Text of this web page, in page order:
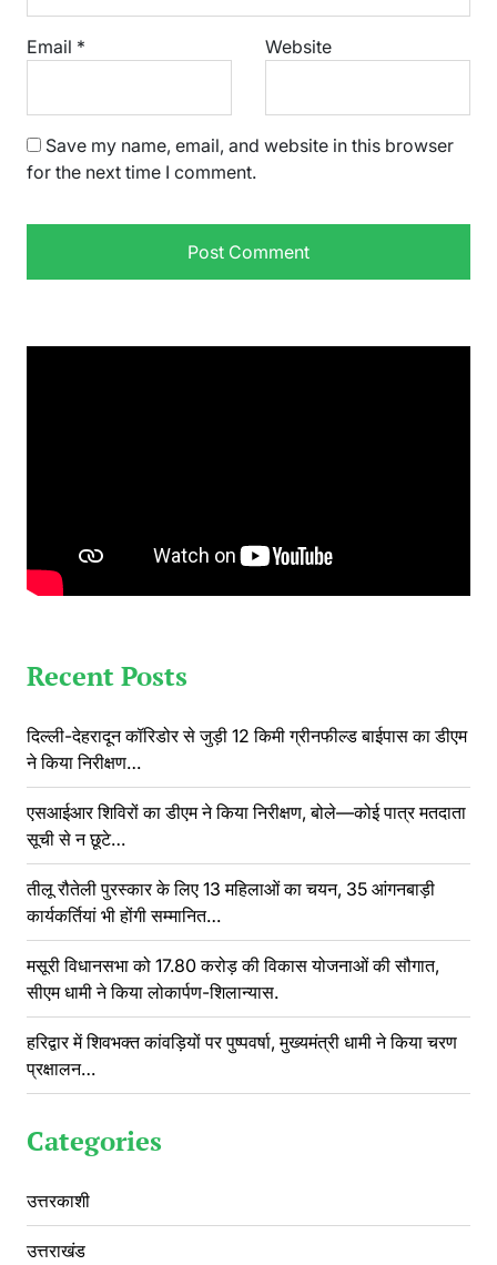
Email * Website
Save my name, email, and website in this browser
for the next time I comment.
Recent Posts
दिल्ली-देहरादून कॉरिडोर से जुड़ी 12 किमी ग्रीनफील्ड बाईपास का डीएम
ने किया निरीक्षण…
एसआईआर शिविरों का डीएम ने किया निरीक्षण, बोले—कोई पात्र मतदाता
सूची से न छूटे…
तीलू रौतेली पुरस्कार के लिए 13 महिलाओं का चयन, 35 आंगनबाड़ी
कार्यकर्तियां भी होंगी सम्मानित…
मसूरी विधानसभा को 17.80 करोड़ की विकास योजनाओं की सौगात,
सीएम धामी ने किया लोकार्पण-शिलान्यास.
हरिद्वार में शिवभक्त कांवड़ियों पर पुष्पवर्षा, मुख्यमंत्री धामी ने किया चरण
प्रक्षालन…
Categories
उत्तरकाशी
उत्तराखंड